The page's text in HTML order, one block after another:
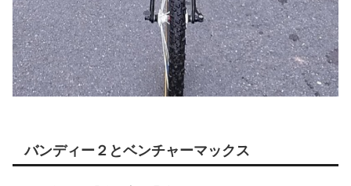
バンディー２とベンチャーマックス